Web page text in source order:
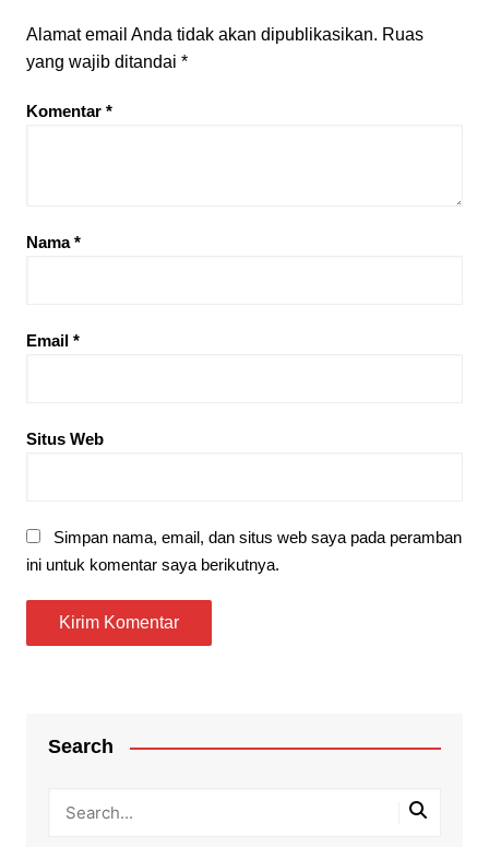
Alamat email Anda tidak akan dipublikasikan. Ruas
yang wajib ditandai *
Komentar *
Nama*
Email *
Situs Web
Simpan nama, email, dan situs web saya pada peramban
ini untuk komentar saya berikutnya.
Search